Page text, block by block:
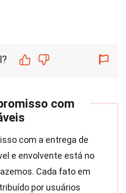
com
com a entrega de
e envolvente está no
Cada fato em
por usuários